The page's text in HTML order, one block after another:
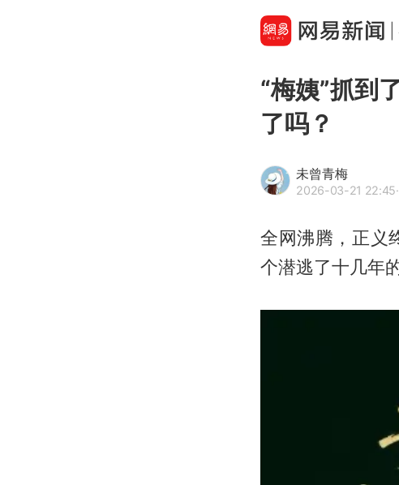
“梅姨”抓到
了吗？
未曾青梅
2026-03-21 22:45
全网沸腾，正义
个潜逃了十几年